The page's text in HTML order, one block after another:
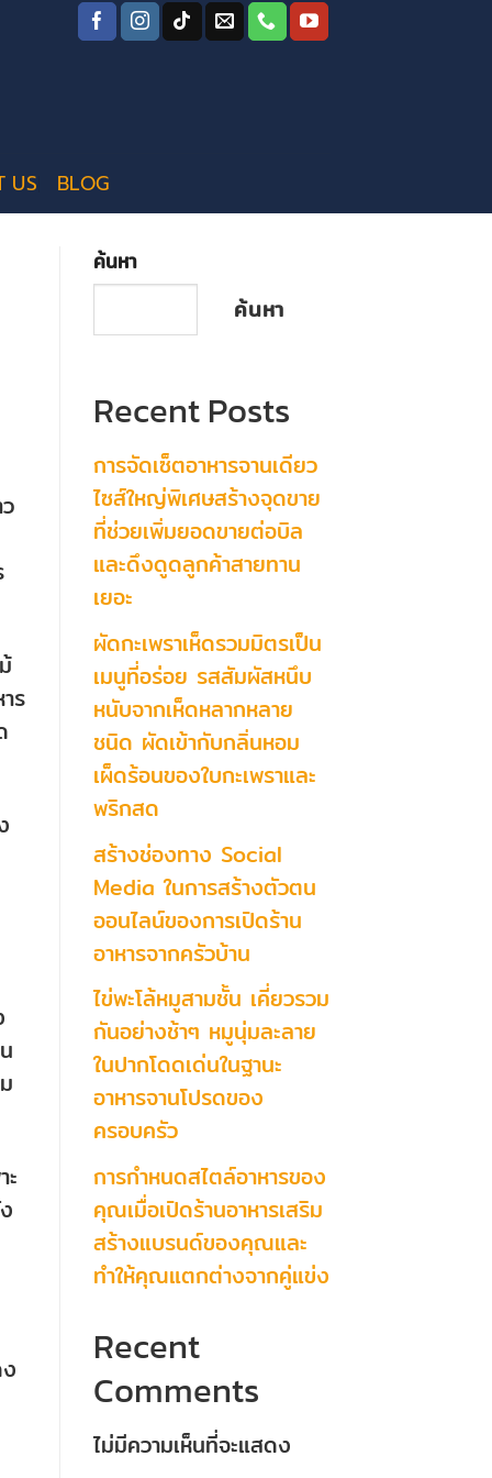
US BLOG
ร
ค้นหา
ค้นหา
Recent Posts
การจัดเซ็ตอาหารจานเดียว
ไซส์ใหญ่พิเศษสร้างจุดขาย
ที่ช่วยเพิ่มยอดขายต่อบิล
และดึงดูดลูกค้าสายทาน
เยอะ
ผัดกะเพราเห็ดรวมมิตรเป็น
เมนูที่อร่อย รสสัมผัสหนึบ
หนับจากเห็ดหลากหลาย
ชนิด ผัดเข้ากับกลิ่นหอม
เผ็ดร้อนของใบกะเพราและ
พริกสด
สร้างช่องทาง Social
Media ในการสร้างตัวตน
ออนไลน์ของการเปิดร้าน
อาหารจากครัวบ้าน
ไข่พะโล้หมูสามชั้น เคี่ยวรวม
กันอย่างช้าๆ หมูนุ่มละลาย
ในปากโดดเด่นในฐานะ
อาหารจานโปรดของ
ครอบครัว
การกำหนดสไตล์อาหารของ
คุณเมื่อเปิดร้านอาหารเสริม
สร้างแบรนด์ของคุณและ
ทำให้คุณแตกต่างจากคู่แข่ง
Recent
Comments
ไม่มีความเห็นที่จะแสดง